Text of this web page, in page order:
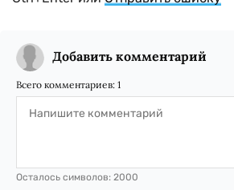
Добавить комментарий
Всего комментариев: 1
Осталось символов: 2000